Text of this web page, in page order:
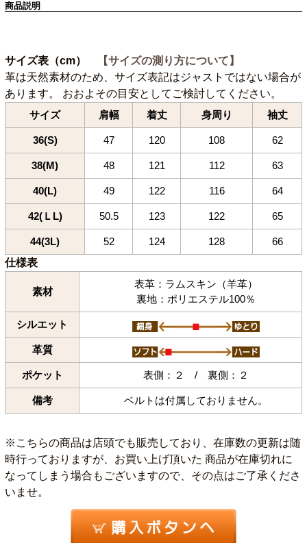
商品説明
サイズ表（cm）
【サイズの測り方について】
革は天然素材のため、サイズ表記はジャストではない場合が
あります。 おおよその目安としてご検討してください。
サイズ 肩幅 着丈 身周り 袖丈
36(S) 47 120 108 62
38(M) 48 121 112 63
40(L) 49 122 116 64
42(ＬL) 50.5 123 122 65
44(3L) 52 124 128 66
仕様表
素材
表革：ラムスキン（羊革）
裏地：ポリエステル100％
シルエット
革質
ポケット 表側：２ / 裏側：２
備考 ベルトは付属しておりません。
※こちらの商品は店頭でも販売しており、在庫数の更新は随
時行っておりますが、お買い上げ頂いた 商品が在庫切れに
なってしまう場合もございますので、その点はご了承くださ
いませ。